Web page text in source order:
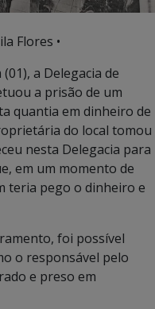
Flores •
a Delegacia de
a prisão de um
quantia em dinheiro de
do local tomou
nesta Delegacia para
em um momento de
teria pego o dinheiro e
foi possível
o responsável pelo
e preso em